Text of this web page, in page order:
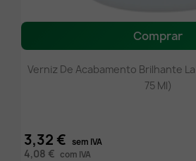
Comprar
Verniz De Acabamento Brilhante
75 Ml)
3,32 € sem IVA
4,08 € com IVA